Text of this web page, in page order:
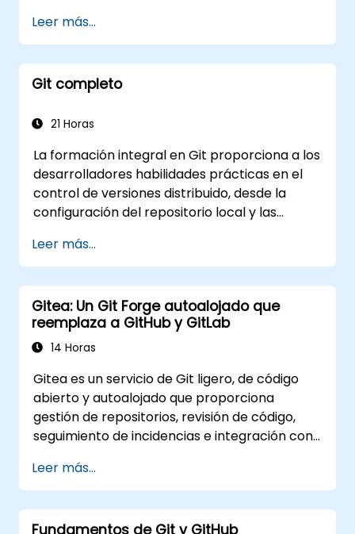
prácticas en escenarios reales.
Utilizar clientes gráficos (SourceTree y
GitKraken) para la gestión de Git.
Realizar operaciones prácticas de Git
interfaces gráficas.
integración de repositorios y el control de
versiones.
Leer más...
Git completo
21 Horas
La formación integral en Git proporciona a los
desarrolladores habilidades prácticas en el
control de versiones distribuido, desde la
configuración del repositorio local y las
despliegue en servidores y los flujos de
trabajo colaborativos para equipos. El
currículo guía a los participantes por
herramientas auxiliares de Git y su
personalización, aportando conocimientos
aplicables para gestionar el control de código
en canalizaciones de integración continua.
Leer más...
Gitea: Un Git Forge autoalojado que
reemplaza a GitHub y GitLab
14 Horas
Gitea es un servicio de Git ligero, de código
abierto y autoalojado que proporciona
gestión de repositorios, revisión de código,
seguimiento de incidencias e integración con
popular a GitHub y GitLab.com para equipos
que necesitan control total sobre su código
fuente sin depender de términos de servicio
Leer más...
Fundamentos de Git y GitHub